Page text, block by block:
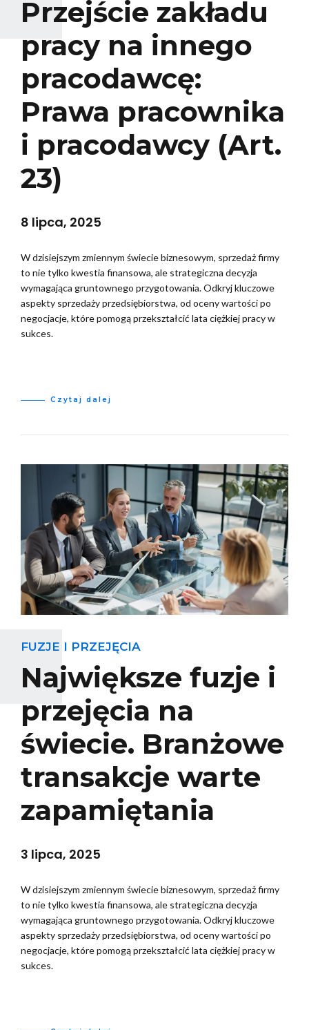
Przejście zakładu
pracy na innego
pracodawcę:
Prawa pracownika
i pracodawcy (Art.
23)
8 lipca, 2025
W dzisiejszym zmiennym świecie biznesowym, sprzedaż firmy
to nie tylko kwestia finansowa, ale strategiczna decyzja
wymagająca gruntownego przygotowania. Odkryj kluczowe
aspekty sprzedaży przedsiębiorstwa, od oceny wartości po
negocjacje, które pomogą przekształcić lata ciężkiej pracy w
sukces.
Czytaj dalej
FUZJE I PRZEJĘCIA
Największe fuzje i
przejęcia na
świecie. Branżowe
transakcje warte
zapamiętania
3 lipca, 2025
W dzisiejszym zmiennym świecie biznesowym, sprzedaż firmy
to nie tylko kwestia finansowa, ale strategiczna decyzja
wymagająca gruntownego przygotowania. Odkryj kluczowe
aspekty sprzedaży przedsiębiorstwa, od oceny wartości po
negocjacje, które pomogą przekształcić lata ciężkiej pracy w
sukces.